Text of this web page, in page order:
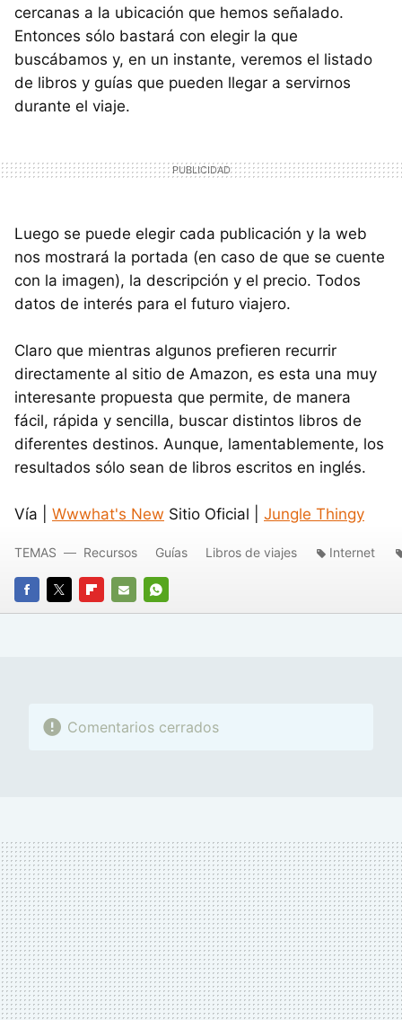
cercanas a la ubicación que hemos señalado.
Entonces sólo bastará con elegir la que
buscábamos y, en un instante, veremos el listado
de libros y guías que pueden llegar a servirnos
durante el viaje.
Luego se puede elegir cada publicación y la web
nos mostrará la portada (en caso de que se cuente
con la imagen), la descripción y el precio. Todos
datos de interés para el futuro viajero.
Claro que mientras algunos prefieren recurrir
directamente al sitio de Amazon, es esta una muy
interesante propuesta que permite, de manera
fácil, rápida y sencilla, buscar distintos libros de
diferentes destinos. Aunque, lamentablemente, los
resultados sólo sean de libros escritos en inglés.
Vía | Wwwhat's New Sitio Oficial | Jungle Thingy
FACEBOOK
TWITTERFLIPBOARD
E-
WHATSAPP
TEMAS Recursos Guías Libros de viajes Internet
Comentarios cerrados